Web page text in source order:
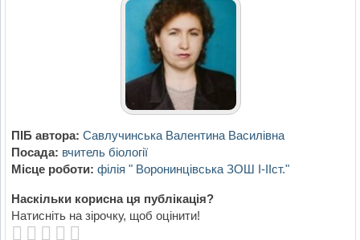
ПІБ автора: Савлучинська Валентина Василівна
Посада: вчитель біології
Місце роботи: філія " Воронинцівська ЗОШ І-ІІст."
Наскільки корисна ця публікація?
Натисніть на зірочку, щоб оцінити!